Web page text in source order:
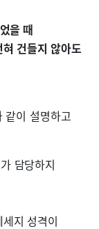
을 때
건들지 않아도
같이 설명하고
담당하지
지 성격이